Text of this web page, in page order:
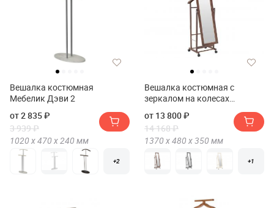
Вешалка костюмная
Мебелик Дэви 2
от 2 835 ₽
3 939 ₽
1020 х470 х 240 мм
+2
Вешалка костюмная с
зеркалом на колесах
от 13 800 ₽
14 168 ₽
1370 х480 х350 мм
+1